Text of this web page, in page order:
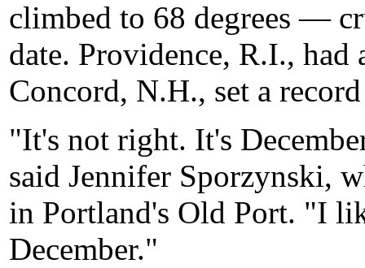
climbed to 68 degrees —
date. Providence, R.I.,
Concord, N.H., set a
"It's not right. It's
said Jennifer Sporzynski,
in Portland's Old Port. "I
December."